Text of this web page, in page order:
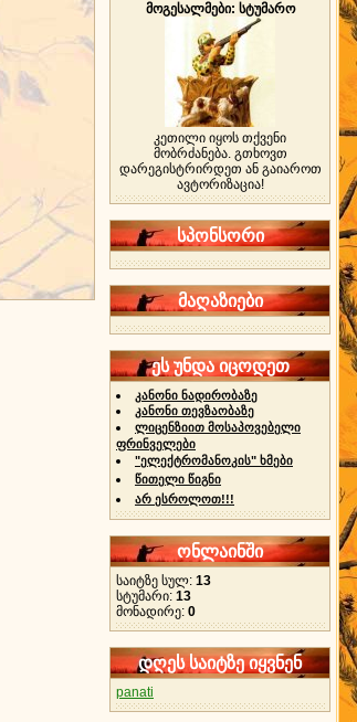
მოგესალმები: სტუმარო
კეთილი იყოს თქვენი
მობრძანება. გთხოვთ
დარეგისტრირდეთ ან გაიაროთ
ავტორიზაცია!
სპონსორი
მაღაზიები
ეს უნდა იცოდეთ
კანონი ნადირობაზე
კანონი თევზაობაზე
ლიცენზიით მოსაპოვებელი
ფრინველები
"ელექტრომანოკის" ხმები
წითელი წიგნი
არ ესროლოთ!!!
ონლაინში
საიტზე სულ: 13
სტუმარი: 13
მონადირე: 0
დღეს საიტზე იყვნენ
panati